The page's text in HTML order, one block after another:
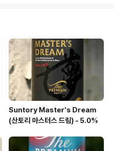
며.. 특히 작년
대세가 바뀌었
의 퍼포먼
된 칸티용(Cantil
티용 귀즈) - 5.
Suntory Master's Dream
(산토리 마스터스 드림) - 5.0%